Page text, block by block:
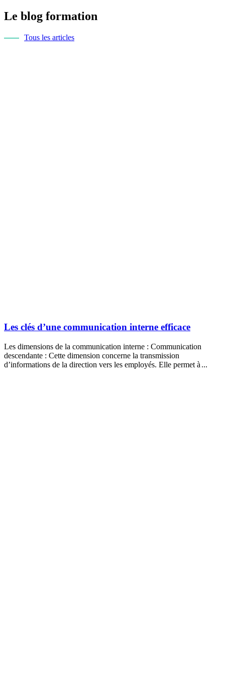
Le blog formation
Tous les articles
Les clés d’une communication interne efficace
Les dimensions de la communication interne : Communication
descendante : Cette dimension concerne la transmission
d’informations de la direction vers les employés. Elle permet à